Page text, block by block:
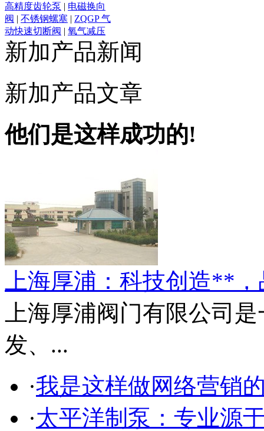
高精度齿轮泵 | 电磁换向
阀 | 不锈钢螺塞 | ZQGP 气
动快速切断阀 | 氧气减压
器|对夹软密封蝶阀|
锻
钢截止阀 |
RY系列导热油
保温泵| PX-32氩气瓶阀
|
T40手动调节阀|高压防
爆电磁阀 | 气动高真空碟
化工流程泵
|200X减压阀
| 法兰连接保温闸阀|内六
IH型不锈钢化工离心泵|
A型中线蝶阀
威格士
Vickers 电磁控制阀|FSY
玻璃钢液下泵|不锈钢喉
塞|2CY系列齿轮泵
煤
矿专用减压阀
道阻火器|食品级密封圈|
耐腐蚀离心泵|低温**阀
|
法兰型高温电磁阀|夹套
保温阻火器 |先导式电磁
铜**阀|液压油泵
液
控制阀
新加产品新闻
新加产品文章
他们是这样成功的!
上海厚浦：科技创造**
上海厚浦阀门有限公司
发、...
·我是这样做网络营销
·太平洋制泵：专业源